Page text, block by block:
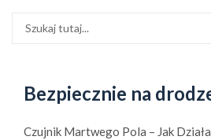
Bezpiecznie na
Czujnik Martwego Pola – Jak